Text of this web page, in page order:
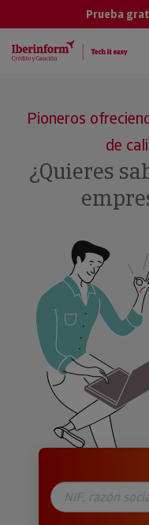
Prueba
Pioneros
de
¿Quieres